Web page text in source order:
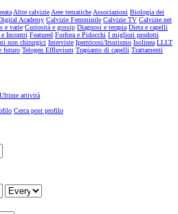
Altre calvizieAree tematicheAssociazioni Biologia dei
Academy Calvizie Femminile Calvizie TV Calvizie.net
e varie Curiosità e gossip Diagnosi e terapia Dieta e capelli
Incontri Featured Forfora e Pidocchi I migliori prodotti
non chirurgici Interviste Ipertricosi/Irsutismo Isolinea LLLT
futuro Telogen Effluvium Trapianto di capelli Trattamenti
Ultime attività
Cerca post profilo